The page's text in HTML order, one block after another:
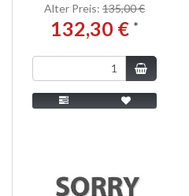
Alter Preis: 135,00 €
132,30 € *